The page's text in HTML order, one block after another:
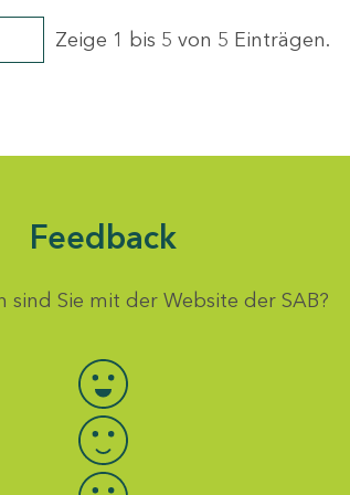
Zeige 1 bis 5 von 5 Einträgen.
Feedback
sind Sie mit der Website der SAB?
Bewertung auswählen